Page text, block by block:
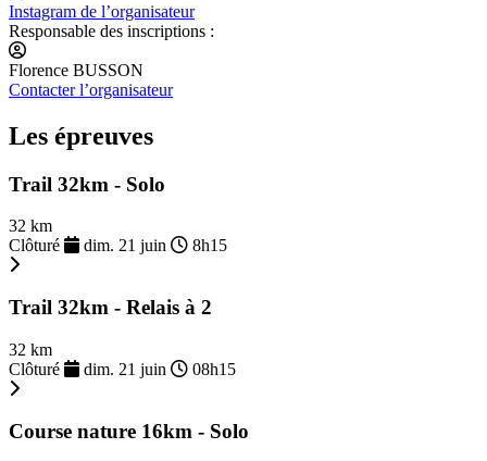
Instagram de l’organisateur
Responsable des inscriptions :
Florence BUSSON
Contacter l’organisateur
Les épreuves
Trail 32km - Solo
32 km
Clôturé
dim. 21 juin 8h15
Trail 32km - Relais à 2
32 km
Clôturé
dim. 21 juin 08h15
Course nature 16km - Solo